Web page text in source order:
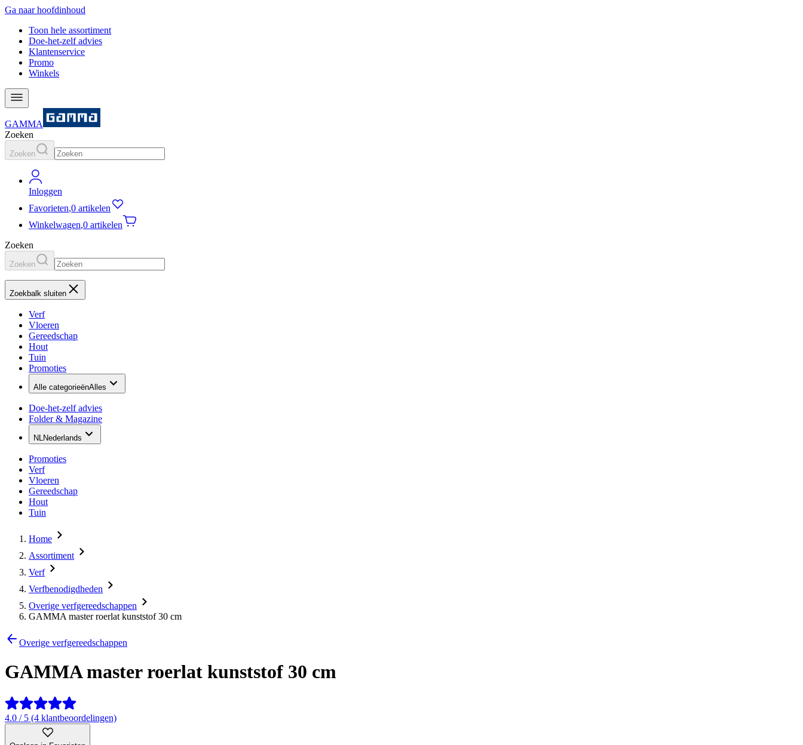
Ga naar hoofdinhoud
Toon hele assortiment
Doe-het-zelf advies
Klantenservice
Promo
Winkels
GAMMA
Zoeken
Zoeken
Inloggen
Favorieten,0 artikelen
Winkelwagen,0 artikelen
Zoeken
Zoeken
Zoekbalk sluiten
Verf
Vloeren
Gereedschap
Hout
Tuin
Promoties
Alle categorieënAlles
Doe-het-zelf advies
Folder & Magazine
NLNederlands
Promoties
Verf
Vloeren
Gereedschap
Hout
Tuin
Home
Assortiment
Verf
Verfbenodigdheden
Overige verfgereedschappen
GAMMA master roerlat kunststof 30 cm
Overige verfgereedschappen
GAMMA master roerlat kunststof 30 cm
4.0 / 5 (4 klantbeoordelingen)